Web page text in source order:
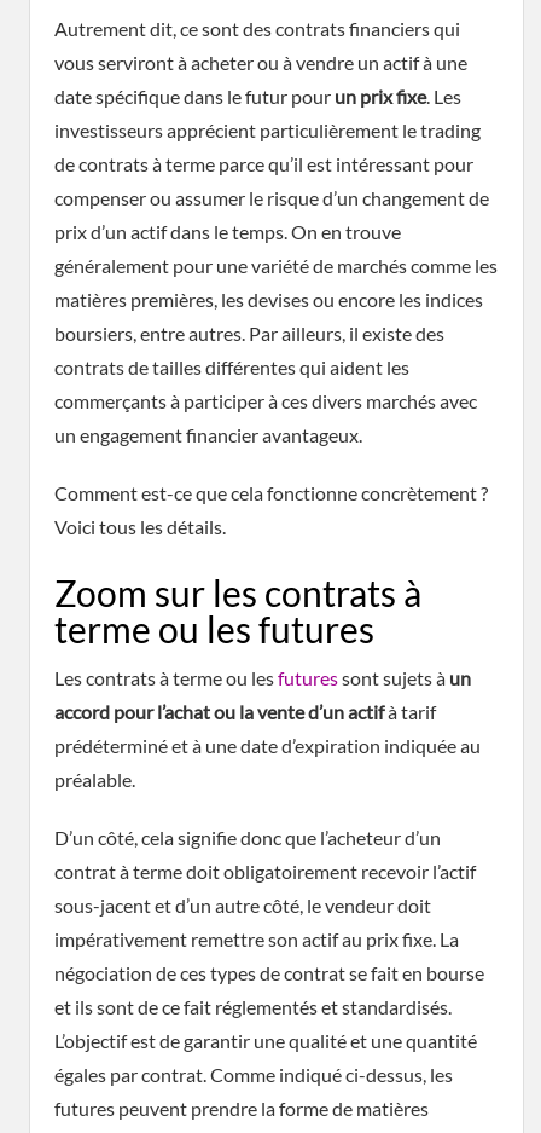
Autrement dit, ce sont des contrats financiers qui
vous serviront à acheter ou à vendre un actif à une
date spécifique dans le futur pour un prix fixe. Les
investisseurs apprécient particulièrement le trading
de contrats à terme parce qu’il est intéressant pour
compenser ou assumer le risque d’un changement de
prix d’un actif dans le temps. On en trouve
généralement pour une variété de marchés comme les
matières premières, les devises ou encore les indices
boursiers, entre autres. Par ailleurs, il existe des
contrats de tailles différentes qui aident les
commerçants à participer à ces divers marchés avec
un engagement financier avantageux.
Comment est-ce que cela fonctionne concrètement ?
Voici tous les détails.
Zoom sur les contrats à
terme ou les futures
Les contrats à terme ou lesfuturessont sujets à un
accord pour l’achat ou la vente d’un actifà tarif
prédéterminé et à une date d’expiration indiquée au
préalable.
D’un côté, cela signifie donc que l’acheteur d’un
contrat à terme doit obligatoirement recevoir l’actif
sous-jacent et d’un autre côté, le vendeur doit
impérativement remettre son actif au prix fixe. La
négociation de ces types de contrat se fait en bourse
et ils sont de ce fait réglementés et standardisés.
L’objectif est de garantir une qualité et une quantité
égales par contrat. Comme indiqué ci-dessus, les
futures peuvent prendre la forme de matières